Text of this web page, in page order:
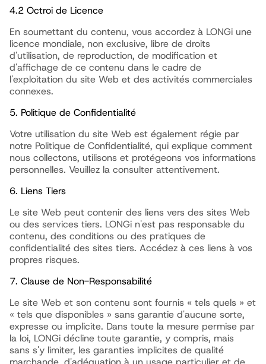
4.2 Octroi de Licence
En soumettant du contenu, vous accordez à LONGi une
licence mondiale, non exclusive, libre de droits
d'utilisation, de reproduction, de modification et
d'affichage de ce contenu dans le cadre de
l'exploitation du site Web et des activités commerciales
connexes.
5. Politique de Confidentialité
Votre utilisation du site Web est également régie par
notre Politique de Confidentialité, qui explique comment
nous collectons, utilisons et protégeons vos informations
personnelles. Veuillez la consulter attentivement.
6. Liens Tiers
Le site Web peut contenir des liens vers des sites Web
ou des services tiers. LONGi n'est pas responsable du
contenu, des conditions ou des pratiques de
confidentialité des sites tiers. Accédez à ces liens à vos
propres risques.
7. Clause de Non-Responsabilité
Le site Web et son contenu sont fournis « tels quels » et
« tels que disponibles » sans garantie d'aucune sorte,
expresse ou implicite. Dans toute la mesure permise par
la loi, LONGi décline toute garantie, y compris, mais
sans s'y limiter, les garanties implicites de qualité